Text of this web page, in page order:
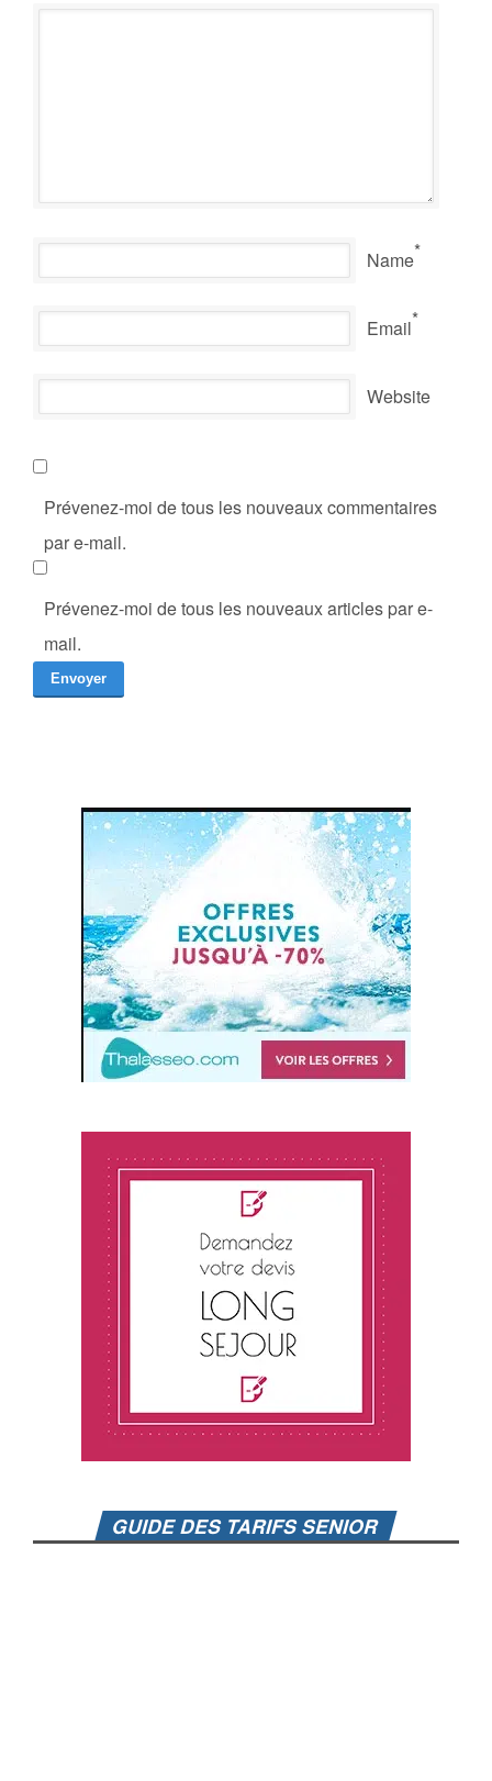
Name*
Email*
Website
Prévenez-moi de tous les nouveaux commentaires
par e-mail.
Prévenez-moi de tous les nouveaux articles par e-
mail.
GUIDE DES TARIFS SENIOR